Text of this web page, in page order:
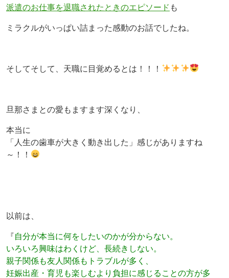
派遣のお仕事を退職されたときのエピソード も
ミラクルがいっぱい詰まった感動のお話でしたね。
そしてそして、天職に目覚めるとは！！！
旦那さまとの愛もますます深くなり、
本当に
「人生の歯車が大きく動き出した」感じがありますね
～！！
以前は、
『自分が本当に何をしたいのかが分からない。
いろいろ興味はわくけど、長続きしない。
親子関係も友人関係もトラブルが多く、
妊娠出産・育児も楽しむより負担に感じることの方が多